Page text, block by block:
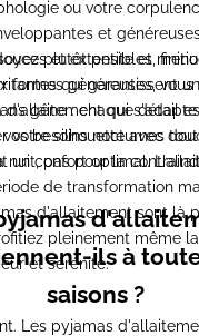
ou votre
et
et extensibles,
qui garantissent un
gêne : chaque détail
votre silhouette avec
nuit, pas pour la
plutôt petite et
formes généreuses, vous
d'allaitement qui
besoins nocturnes
un confort optimal.
de transformation
d'allaitement sont là
pleinement même la
et sérénité.ils à
saisons ?
Les pyjamas